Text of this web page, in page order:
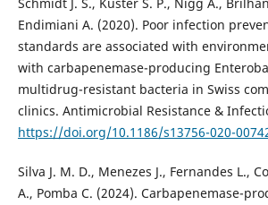
Schmidt J. S., Kuster S. P., Nigg A.,
Endimiani A. (2020). Poor infection
standards are associated with
with carbapenemase-producing
multidrug-resistant bacteria in Swiss
clinics. Antimicrobial Resistance &
https://doi.org/10.1186/s13756-020-
Silva J. M. D., Menezes J., Fernandes L.,
A., Pomba C. (2024). Carbapenemase-